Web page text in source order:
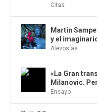
Citas
Martín
y el
Alevosías
«La Gran
Milanovic.
Ensayo